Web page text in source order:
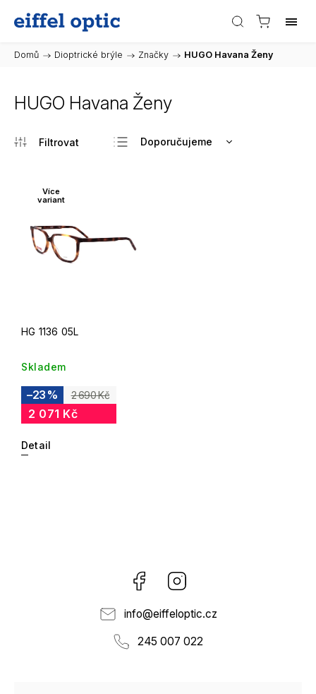
Domů / Dioptrické brýle / Značky / HUGO Havana Ženy
HUGO Havana Ženy
Doporučujeme
Více
variant
HG 1136 05L
Skladem
2 690 Kč
–23 %
2 071 Kč
Detail
Facebook
info@eiffeloptic.cz
245 007 022